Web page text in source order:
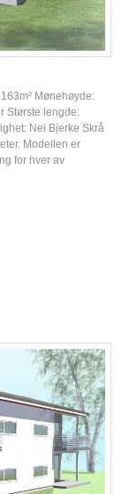
Mønehøyde:
Største lengde:
Nei Bjerke Skrå
Modellen er
for hver av